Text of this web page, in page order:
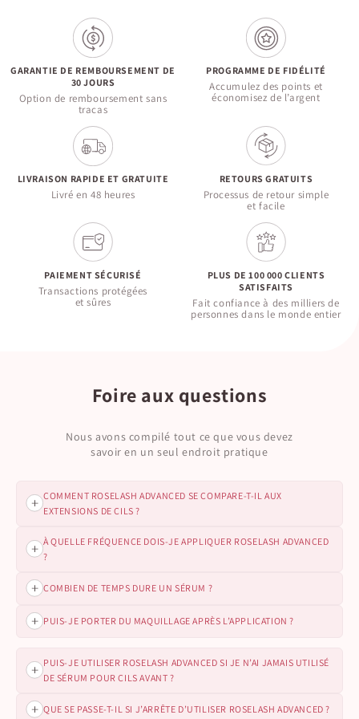
GARANTIE DE REMBOURSEMENT DE
30 JOURS
Option de remboursement sans
tracas
PROGRAMME DE FIDÉLITÉ
Accumulez des points et
économisez de l’argent
LIVRAISON RAPIDE ET GRATUITE
Livré en 48 heures
RETOURS GRATUITS
Processus de retour simple
et facile
PAIEMENT SÉCURISÉ
Transactions protégées
et sûres
PLUS DE 100 000 CLIENTS
SATISFAITS
Fait confiance à des milliers de
personnes dans le monde entier
Foire aux questions
Nous avons compilé tout ce que vous devez
savoir en un seul endroit pratique
COMMENT ROSELASH ADVANCED SE COMPARE-T-IL AUX
EXTENSIONS DE CILS ?
ROSELASH ADVANCED favorise la croissance naturelle des
des cils plus longs et plus fournis qui sont les vôtres.
À QUELLE FRÉQUENCE DOIS-JE APPLIQUER ROSELASH ADVANCED
?
Pour de meilleurs résultats, appliquez ROSELASH
peau propre et sèche à la base de vos cils supérieurs.
COMBIEN DE TEMPS DURE UN SÉRUM ?
Chaque sérum de ROSELASH ADVANCED contient 3 ml, soit
PUIS-JE PORTER DU MAQUILLAGE APRÈS L’APPLICATION ?
pour que ROSELASH ADVANCED soit complètement absorbé
avant d’appliquer du maquillage.
PUIS-JE UTILISER ROSELASH ADVANCED SI JE N’AI JAMAIS UTILISÉ
DE SÉRUM POUR CILS AVANT ?
Absolument ! ROSELASH ADVANCED est parfait pour les
QUE SE PASSE-T-IL SI J’ARRÊTE D’UTILISER ROSELASH ADVANCED ?